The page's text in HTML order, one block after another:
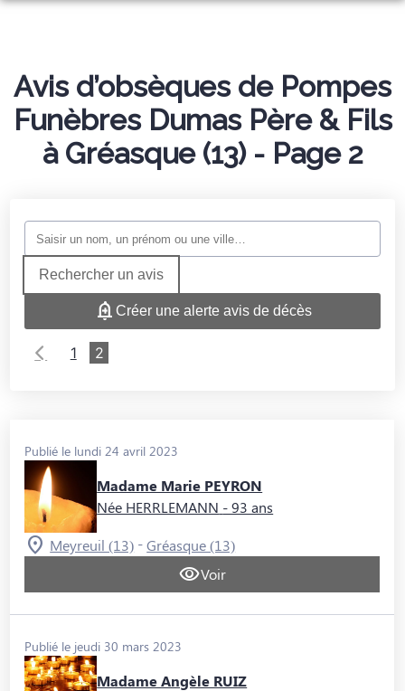
SERVICES AUX FAMILLES
MONUMENTS FUNÉRAIRES
NOTRE AGENCE
Avis d’obsèques de Pompes
Funèbres Dumas Père & Fils
à Gréasque (13) - Page 2
Rechercher un avis
Créer une alerte avis de décès
1 2
Publié le lundi 24 avril 2023
Madame Marie PEYRON
Née HERRLEMANN - 93 ans
Meyreuil (13) -Gréasque (13)
Voir
Publié le jeudi 30 mars 2023
Madame Angèle RUIZ